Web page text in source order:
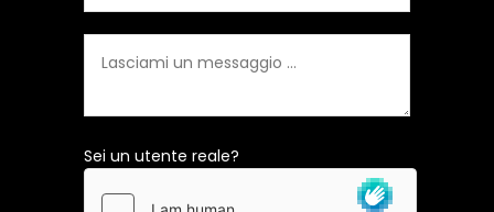
Sei un utente reale?